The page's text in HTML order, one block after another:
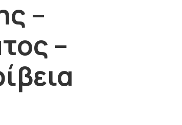
–
–